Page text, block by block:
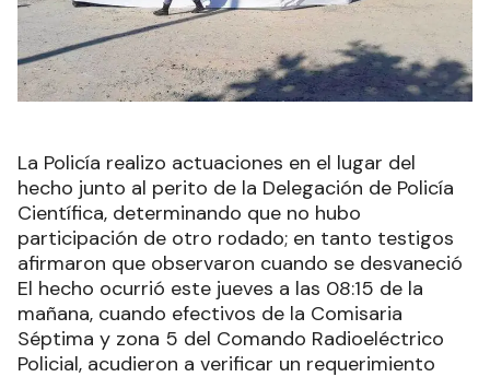
La Policía realizo actuaciones en el lugar del
hecho junto al perito de la Delegación de Policía
Científica, determinando que no hubo
participación de otro rodado; en tanto testigos
afirmaron que observaron cuando se desvaneció
El hecho ocurrió este jueves a las 08:15 de la
mañana, cuando efectivos de la Comisaria
Séptima y zona 5 del Comando Radioeléctrico
Policial, acudieron a verificar un requerimiento